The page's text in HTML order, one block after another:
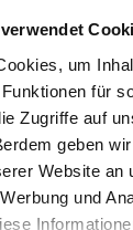
um
für
Zugriffe auf
geben
Website an
und